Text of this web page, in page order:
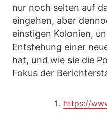
nur noch selten auf
eingehen, aber
einstigen Kolonien,
Entstehung einer
hat, und wie sie die
Fokus der
https://